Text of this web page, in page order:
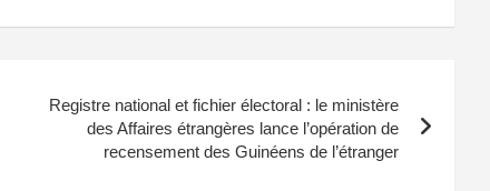
Registre national et fichier électoral : le ministère
des Affaires étrangères lance l’opération de
recensement des Guinéens de l’étranger